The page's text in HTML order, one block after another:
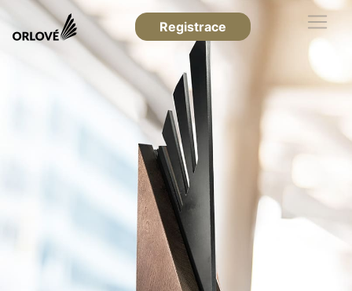
Registrace